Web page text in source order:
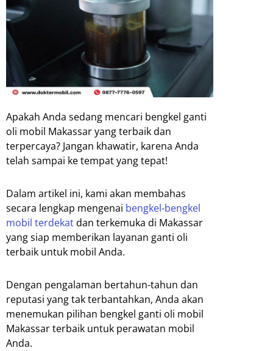
Apakah Anda sedang mencari bengkel ganti
oli mobil Makassar yang terbaik dan
terpercaya? Jangan khawatir, karena Anda
telah sampai ke tempat yang tepat!
Dalam artikel ini, kami akan membahas
secara lengkap mengenai bengkel-bengkel
mobil terdekatdan terkemuka di Makassar
yang siap memberikan layanan ganti oli
terbaik untuk mobil Anda.
Dengan pengalaman bertahun-tahun dan
reputasi yang tak terbantahkan, Anda akan
menemukan pilihan bengkel ganti oli mobil
Makassar terbaik untuk perawatan mobil
Anda.